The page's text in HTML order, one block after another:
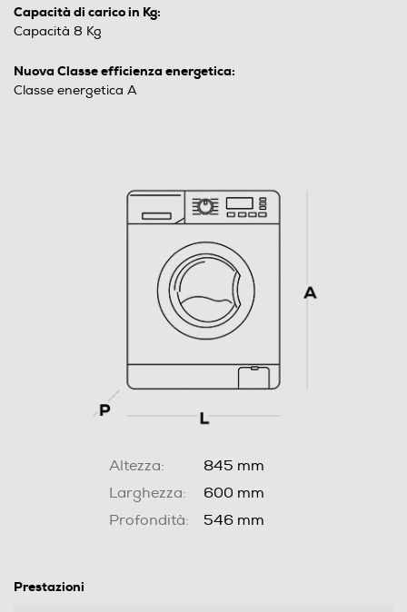
Capacità di carico in Kg:
Capacità 8 Kg
Nuova Classe efficienza energetica:
Classe energetica A
Altezza:
845 mm
Larghezza:
600 mm
Profondità:
546 mm
Prestazioni